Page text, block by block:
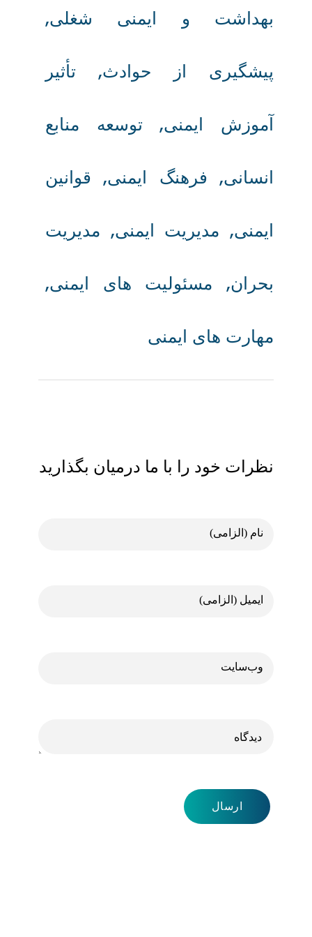
بهداشت و ایمنی شغلی,
پیشگیری از حوادث, تأثیر
آموزش ایمنی,توسعه منابع
انسانی, فرهنگ ایمنی, قوانین
ایمنی, مدیریت ایمنی, مدیریت
بحران, مسئولیت‌ های ایمنی,
مهارت‌ های ایمنی
نظرات خود را با ما درمیان بگذارید